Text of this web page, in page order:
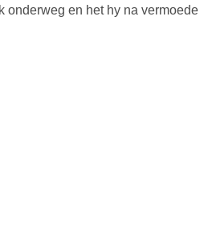
onderweg en het hy na vermoede